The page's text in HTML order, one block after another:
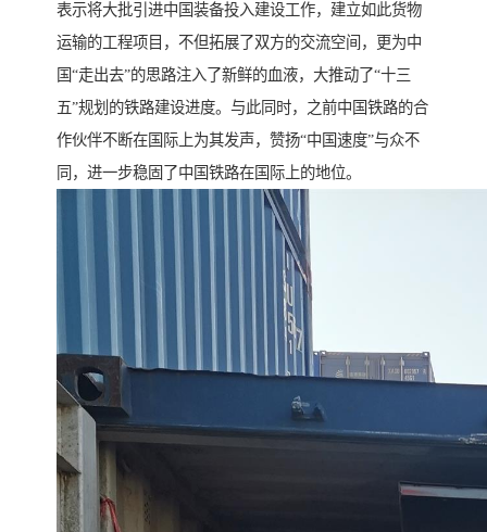
表示将大批引进中国装备投入建设工作，建立如此货物
运输的工程项目，不但拓展了双方的交流空间，更为中
国“走出去”的思路注入了新鲜的血液，大推动了“十三
五”规划的铁路建设进度。与此同时，之前中国铁路的合
作伙伴不断在国际上为其发声，赞扬“中国速度”与众不
同，进一步稳固了中国铁路在国际上的地位。